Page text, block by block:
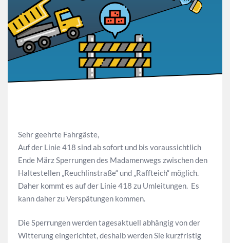
Sehr geehrte Fahrgäste,
Auf der Linie 418 sind ab sofort und bis voraussichtlich
Ende März Sperrungen des Madamenwegs zwischen den
Haltestellen „Reuchlinstraße“ und „Raffteich“ möglich.
Daher kommt es auf der Linie 418 zu Umleitungen. Es
kann daher zu Verspätungen kommen.
Die Sperrungen werden tagesaktuell abhängig von der
Witterung eingerichtet, deshalb werden Sie kurzfristig